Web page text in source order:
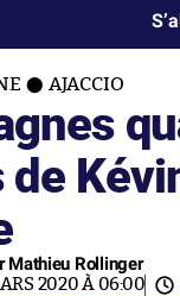
AJACCIO
Mathieu Rollinger
2020 À 06:00